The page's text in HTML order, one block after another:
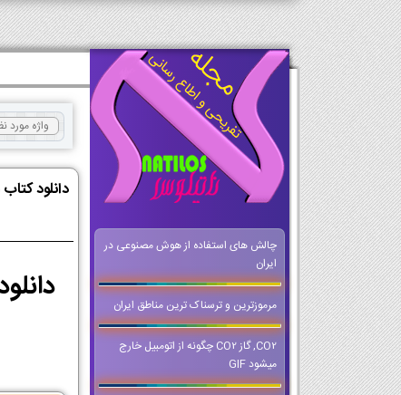
چالش های استفاده از هوش مصنوعی در
ایران
مرموزترین و ترسناک ترین مناطق ایران
CO2, گاز CO2 چگونه از اتومبیل خارج
میشود GIF
دانلود